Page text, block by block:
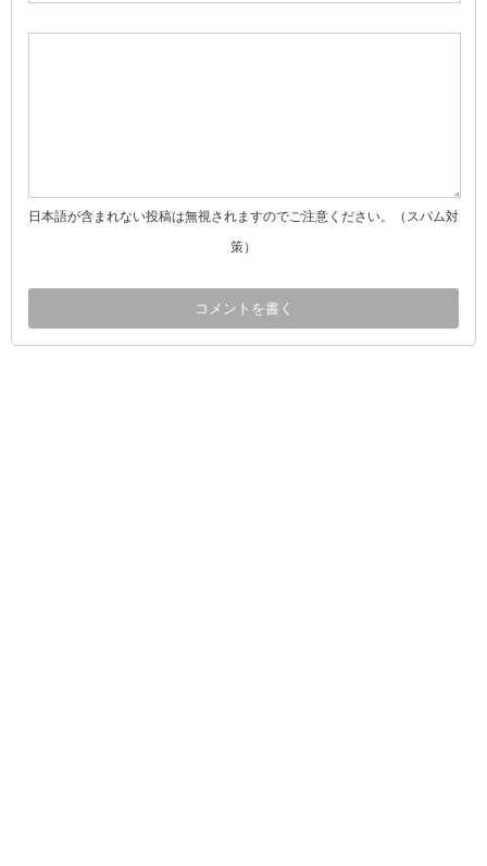
日本語が含まれない投稿は無視されますのでご注意ください。（スパム対
策）